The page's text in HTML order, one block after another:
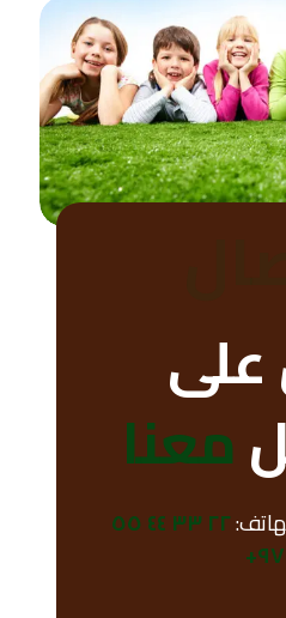
على
معنا
٢٢ ٣٣ ٤٤ ٥٥